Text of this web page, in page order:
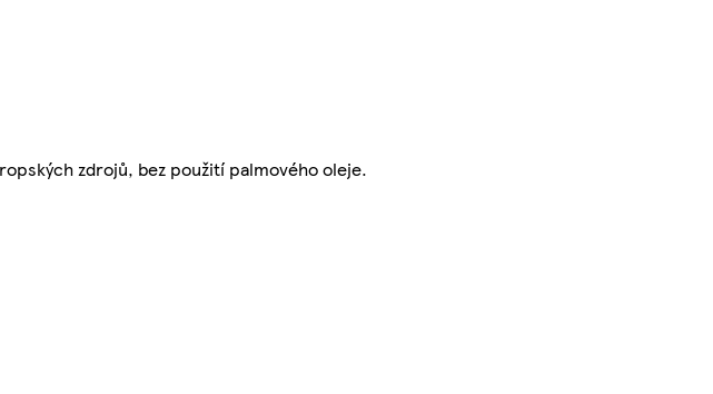
zdrojů, bez použití palmového oleje.